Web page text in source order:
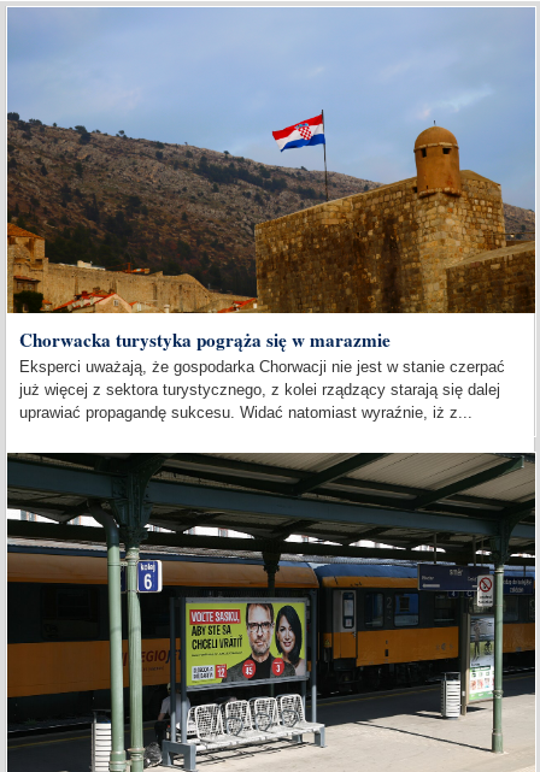
Chorwacka turystyka pogrąża się w marazmie
Eksperci uważają, że gospodarka Chorwacji nie jest w stanie czerpać
już więcej z sektora turystycznego, z kolei rządzący starają się dalej
uprawiać propagandę sukcesu. Widać natomiast wyraźnie, iż z...